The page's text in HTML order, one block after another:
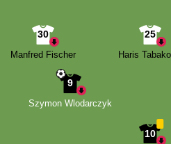
30
Manfred Fischer
25
Haris
9
Szymon Wlodarczyk
10